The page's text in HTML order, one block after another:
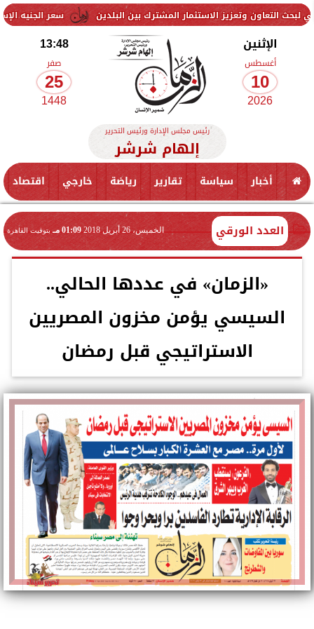
سعر الجنيه الإسترليني اليوم الإثنين 10 أغسطس 2026 أمام الجنيه وتعزيز الاستثمار المشترك بين البلدين
الإثنين
أغسطس
10
2026
13:48
صفر
25
1448
رئيس مجلس الإدارة ورئيس التحرير
إلهام شرشر
أخبار سياسة تقارير رياضة خارجي اقتصاد
العدد الورقي الخميس، 26 أبريل 2018 01:09 مـ بتوقيت القاهرة
«الزمان» في عددها الحالي..
السيسي يؤمن مخزون المصريين
الاستراتيجي قبل رمضان